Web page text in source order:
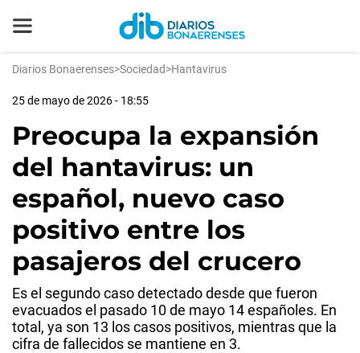
Diarios Bonaerenses>Sociedad>Hantavirus
25 de mayo de 2026 - 18:55
Preocupa la expansión
del hantavirus: un
español, nuevo caso
positivo entre los
pasajeros del crucero
Es el segundo caso detectado desde que fueron
evacuados el pasado 10 de mayo 14 españoles. En
total, ya son 13 los casos positivos, mientras que la
cifra de fallecidos se mantiene en 3.